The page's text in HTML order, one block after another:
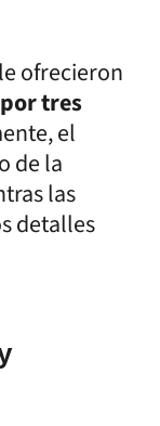
ofrecieron
tres
el
de la
las
detalles